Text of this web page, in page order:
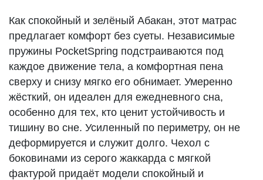
Как спокойный и зелёный Абакан, этот матрас
предлагает комфорт без суеты. Независимые
пружины PocketSpring подстраиваются под
каждое движение тела, а комфортная пена
сверху и снизу мягко его обнимает. Умеренно
жёсткий, он идеален для ежедневного сна,
особенно для тех, кто ценит устойчивость и
тишину во сне. Усиленный по периметру, он не
деформируется и служит долго. Чехол с
боковинами из серого жаккарда с мягкой
фактурой придаёт модели спокойный и